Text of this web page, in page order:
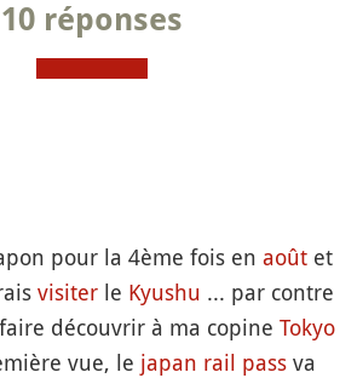
10 réponses
pour la 4ème fois en août et
visiter le Kyushu ... par contre
découvrir à ma copine Tokyo
vue, le japan rail pass va